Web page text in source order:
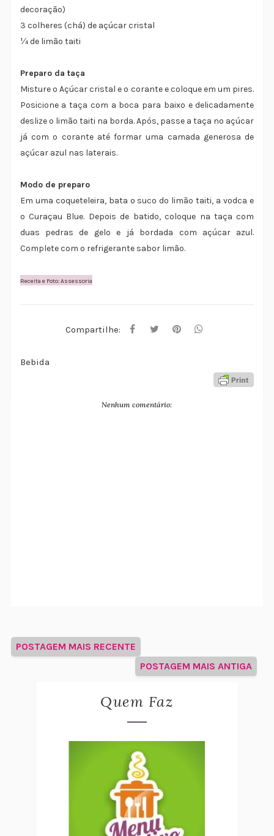
decoração)
3 colheres (chá) de açúcar cristal
¼ de limão taiti
Preparo da taça
Misture o Açúcar cristal e o corante e coloque em um pires.
Posicione a taça com a boca para baixo e delicadamente
deslize o limão taiti na borda. Após, passe a taça no açúcar
já com o corante até formar uma camada generosa de
açúcar azul nas laterais.
Modo de preparo
Em uma coqueteleira, bata o suco do limão taiti, a vodca e
o Curaçau Blue. Depois de batido, coloque na taça com
duas pedras de gelo e já bordada com açúcar azul.
Complete com o refrigerante sabor limão.
Receita e Foto: Assessoria
Compartilhe:
Bebida
Nenhum comentário:
POSTAGEM MAIS RECENTE
POSTAGEM MAIS ANTIGA
Quem Faz